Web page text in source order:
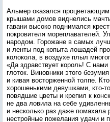
Альмер оказался
крышами домов виднелись
гавани высоко поднимался
покровителя мореплавателей.
народом. Горожане в самых
и ленты под копыта лошадей
колокола, в воздухе плыл
«Да здравствует король! С
глоток. Виновники этого
и кивая восторженной толпе.
хорошенькими девушками, кто-
повядшие цветы и крепил к
не два ловила на себе
и несколько раз даже помахала
нестройные пожелания удачи и